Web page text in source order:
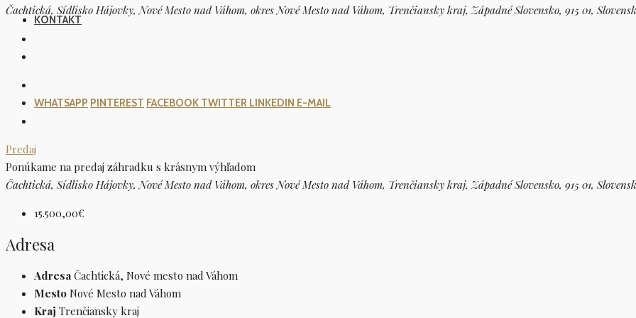
KONTAKT
Čachtická, Sídlisko Hájovky, Nové Mesto nad Váhom, okres Nové Mesto nad Váhom, Trenčiansky kraj, Západné Slovensko, 915 01,
WHATSAPP PINTEREST FACEBOOK TWITTER LINKEDIN E-MAIL
Predaj
Ponúkame na predaj záhradku s krásnym výhľadom
Čachtická, Sídlisko Hájovky, Nové Mesto nad Váhom, okres Nové Mesto nad Váhom, Trenčiansky kraj, Západné Slovensko, 915 01,
15.500,00€
Adresa
Adresa Čachtická, Nové mesto nad Váhom
Mesto Nové Mesto nad Váhom
Kraj Trenčiansky kraj